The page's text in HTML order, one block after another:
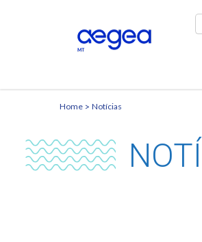
Home Notícias